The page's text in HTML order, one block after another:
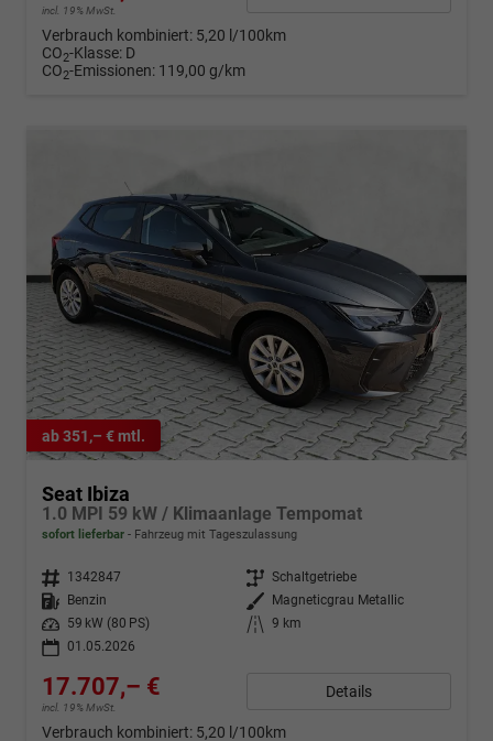
incl. 19% MwSt.
Verbrauch kombiniert: 5,20 l/100km
CO2-Klasse: D
CO2-Emissionen: 119,00 g/km
ab 351,– € mtl.
Seat Ibiza
1.0 MPI 59 kW / Klimaanlage Tempomat
sofort lieferbar Fahrzeug mit Tageszulassung
Fahrzeugnr. 1342847 Getriebe Schaltgetriebe
Kraftstoff
Benzin Außenfarbe
Magneticgrau Metallic
Leistung
59 kW (80 PS) Kilometerstand
9 km
01.05.2026
17.707,– €
incl. 19% MwSt.
Details
Verbrauch kombiniert: 5,20 l/100km